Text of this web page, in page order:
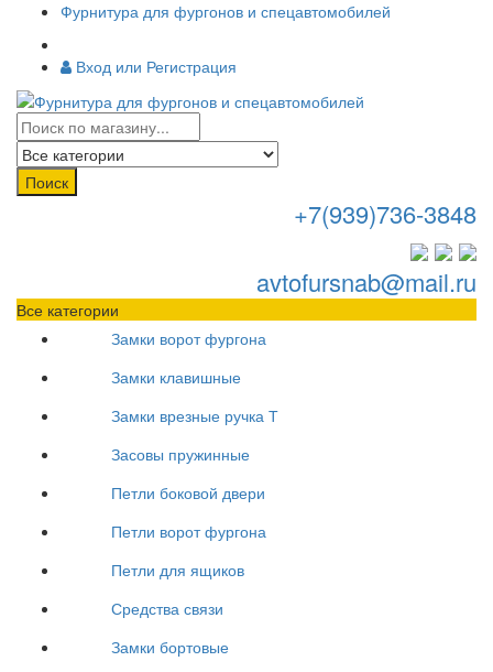
Фурнитура для фургонов и спецавтомобилей
Вход или Регистрация
Поиск
+7(939)736-3848
avtofursnab@mail.ru
Все категории
Замки ворот фургона
Замки клавишные
Замки врезные ручка Т
Засовы пружинные
Петли боковой двери
Петли ворот фургона
Петли для ящиков
Средства связи
Замки бортовые